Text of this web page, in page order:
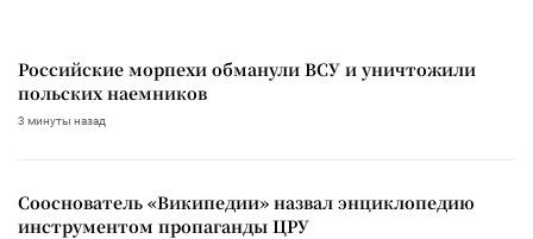
Российские морпехи обманули ВСУ и уничтожили
польских наемников
3 минуты назад
Сооснователь «Википедии» назвал энциклопедию
инструментом пропаганды ЦРУ